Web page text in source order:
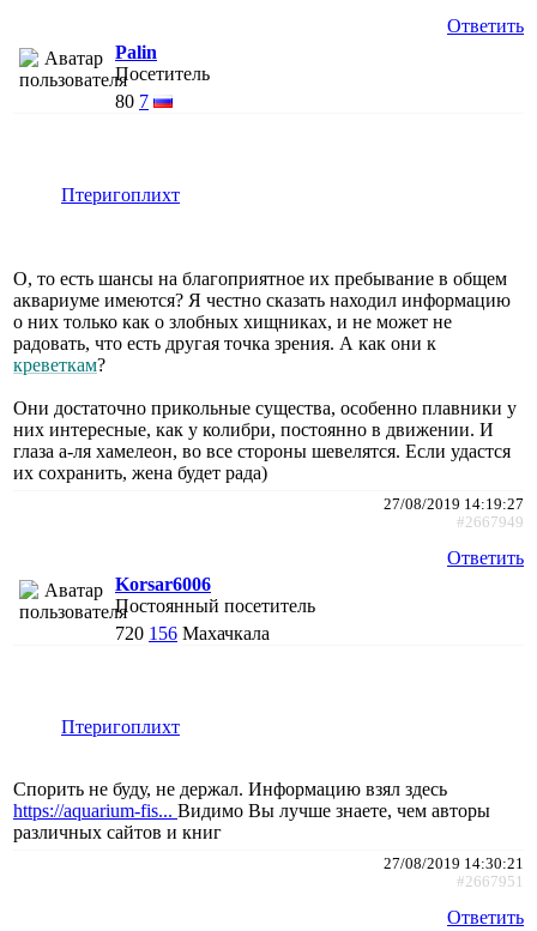
Ответить
Palin
Посетитель
80 7
Птеригоплихт
О, то есть шансы на благоприятное их пребывание в общем
аквариуме имеются? Я честно сказать находил информацию
о них только как о злобных хищниках, и не может не
радовать, что есть другая точка зрения. А как они к
креветкам?
Они достаточно прикольные существа, особенно плавники у
них интересные, как у колибри, постоянно в движении. И
глаза а-ля хамелеон, во все стороны шевелятся. Если удастся
их сохранить, жена будет рада)
27/08/2019 14:19:27
#2667949
Ответить
Korsar6006
Постоянный посетитель
720 156 Махачкала
Птеригоплихт
Спорить не буду, не держал. Информацию взял здесь
https://aquarium-fis... Видимо Вы лучше знаете, чем авторы
различных сайтов и книг
27/08/2019 14:30:21
#2667951
Ответить